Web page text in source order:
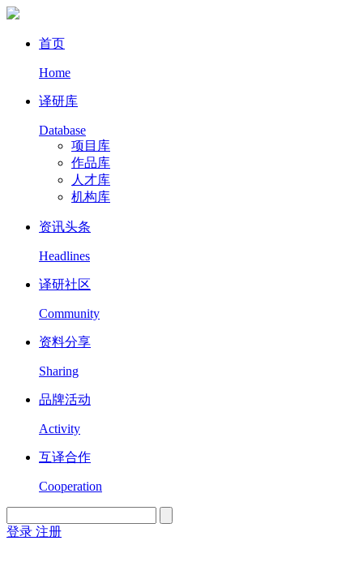
首页
Home
译研库
Database
项目库
作品库
人才库
机构库
资讯头条
Headlines
译研社区
Community
资料分享
Sharing
品牌活动
Activity
互译合作
Cooperation
登录 注册